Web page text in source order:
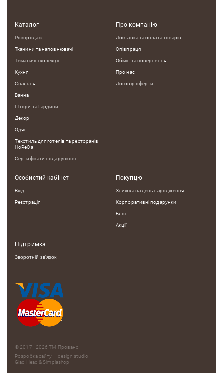
Каталог
Розпродаж
Тканини та наповнювачі
Тематичні колекцii
Кухня
Спальня
Ванна
Штори та Гардини
Декор
Одяг
Текстиль для готелів та ресторанів
HoReCa
Сертифікати подарункові
Про компанію
Доставка та оплата товарів
Співпраця
Обмін та повернення
Про нас
Договір оферти
Особистий кабінет
Вхід
Реєстрація
Покупцю
Знижка на день народження
Корпоративні подарунки
Блог
Акції
Підтримка
Зворотній зв'язок
© 2017–2026 ТМ Прованс
Розробка сайту – design studio
Glad Head &Simplashop